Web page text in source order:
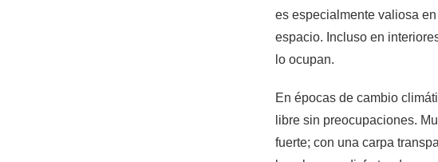
es especialmente valiosa
espacio. Incluso en
lo ocupan.
En épocas de cambio
libre sin preocupaciones.
fuerte; con una carpa